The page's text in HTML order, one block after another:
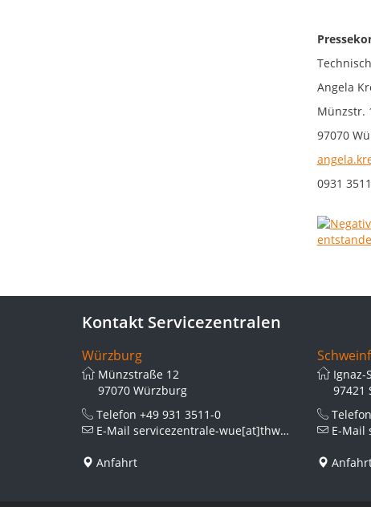
Angela
Münzstr.
97070
0931
Kontakt Servicezentralen
Würzburg
Münzstraße 12
97070 Würzburg
Telefon +49 931 3511-0
E-Mail servicezentrale-wue[at]thws.de
Anfahrt
Ignaz-
97421
Telefon
E-Mail